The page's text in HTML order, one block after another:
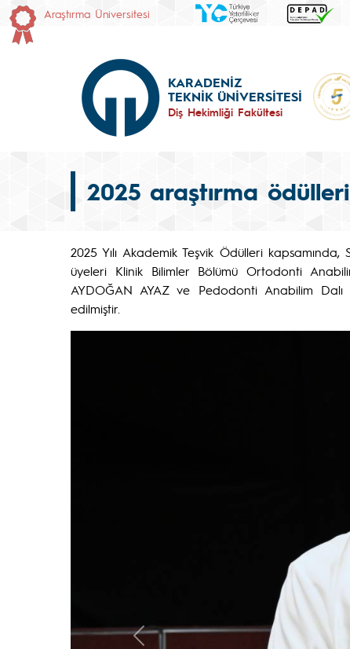
Araştırma Üniversitesi
KARADENİZ
TEKNİK ÜNİVERSİTESİ
Diş Hekimliği Fakültesi
2025 araştırma ödülleri
2025 Yılı Akademik Teşvik Ödülleri
üyeleri Klinik Bilimler Bölümü Ortodonti
AYDOĞAN AYAZ ve Pedodonti Anabilim Dalı
edilmiştir.
Previous